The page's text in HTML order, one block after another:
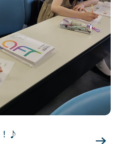
大学併修学科/教育専攻科/
研究科
・ホテル専門学校
エアラインサービス科
観光・ツーリズム科
鉄道交通科
♪